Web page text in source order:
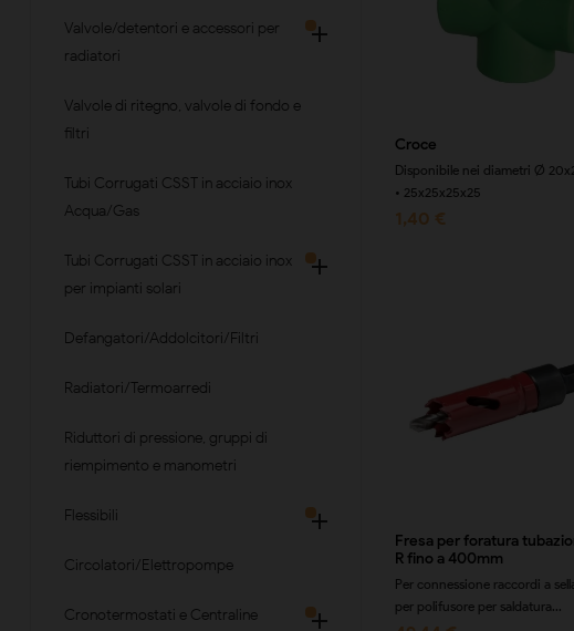
Valvole/detentori e accessori per
radiatori

Valvole di ritegno, valvole di fondo e
filtri
Tubi Corrugati CSST in acciaio inox
Acqua/Gas
Tubi Corrugati CSST in acciaio inox
per impianti solari

Defangatori/Addolcitori/Filtri
Radiatori/Termoarredi
Riduttori di pressione, gruppi di
riempimento e manometri
Flessibili 
Circolatori/Elettropompe
Cronotermostati e Centraline 
Croce
Disponibile nei diametri Ø
• 25x25x25x25
1,40 €
Fresa per foratura
R fino a 400mm
Per connessione raccordi a
per polifusore per saldatura...